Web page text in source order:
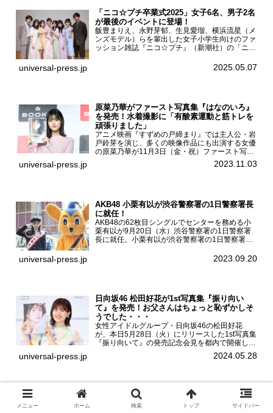
「ニコ☆プチ卒業式2025」女子6名、男子2名
が最後のイベントに登場！
飯豊まりえ、永野芽郁、生見愛瑠、横浜流星（メ
ンズモデル）らを輩出した女子小学生向けのファ
ッション雑誌『ニコ☆プチ』（新潮社）の「ニコ
モード学園コクーンタワーで開催され、卒業モデ
universal-press.jp 2025.05.07
原菜乃華がファースト写真集『はなのいろ』
を発売！水着撮影に「有酸素運動と筋トレを
頑張りました」
アニメ映画『すずめの戸締まり』では主人公・岩
戸鈴芽を演じ、多くの映像作品にも出演する女優
の原菜乃華が11月3日（金・祝）ファースト写真
集『はなのいろ』発売記念イベントを
HMV&BOOKS SHIBUYAで開催した。原菜乃華フ
universal-press.jp 2023.11.03
AKB48 小栗有以が渋谷警察署の1日警察署長
に就任！
AKB48の62枚目シングルでセンターを務める小
栗有以が9月20日（水）渋谷警察署の1日警察署
長に就任。小栗有以が渋谷警察署の1日警察署長
での10日間実施される令和5年 秋の全国交通安全
universal-press.jp 2023.09.20
日向坂46 松田好花が1st写真集『振り向い
て』を発売！お父さんはちょっと恥ずかしそ
うでした・・・
女性アイドルグループ・日向坂46の松田好花
が、本日5月28日（火）にリリースした1st写真集
『振り向いて』の発売記念会見を都内で開催し
た。日向坂46 松田好花1st写真集『振り向いて』
発売記念会見写真集では日向坂46の松田好花を
universal-press.jp 2024.05.28
當真あみ ファースト写真集『Ami』を発売！
中3から高3までを撮りためた成長の軌跡
メニュー ホーム 検索 トップ サイドバー